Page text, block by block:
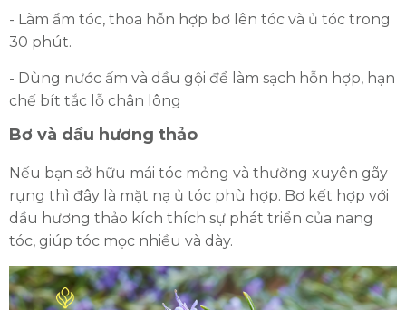
- Làm ẩm tóc, thoa hỗn hợp bơ lên tóc và ủ tóc trong
30 phút.
- Dùng nước ấm và dầu gội để làm sạch hỗn hợp, hạn
chế bít tắc lỗ chân lông
Bơ và dầu hương thảo
Nếu bạn sở hữu mái tóc mỏng và thường xuyên gãy
rụng thì đây là mặt nạ ủ tóc phù hợp. Bơ kết hợp với
dầu hương thảo kích thích sự phát triển của nang
tóc, giúp tóc mọc nhiều và dày.